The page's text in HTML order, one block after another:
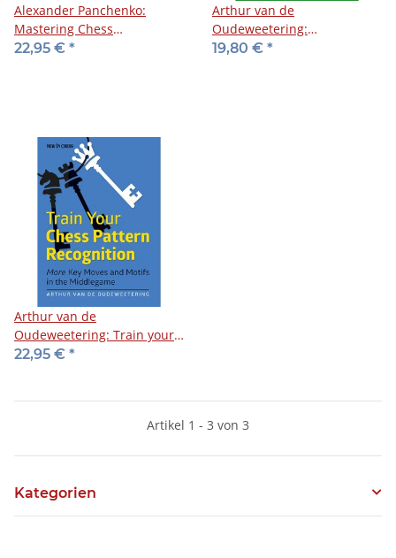
Alexander Panchenko:
Mastering Chess
Middlegames
22,95 € *
Arthur van de
Oudeweetering:
Mustererkennung im
19,80 € *
Arthur van de
Oudeweetering: Train your
Chess Pattern Recognition
22,95 € *
Artikel 1 - 3 von 3
Kategorien